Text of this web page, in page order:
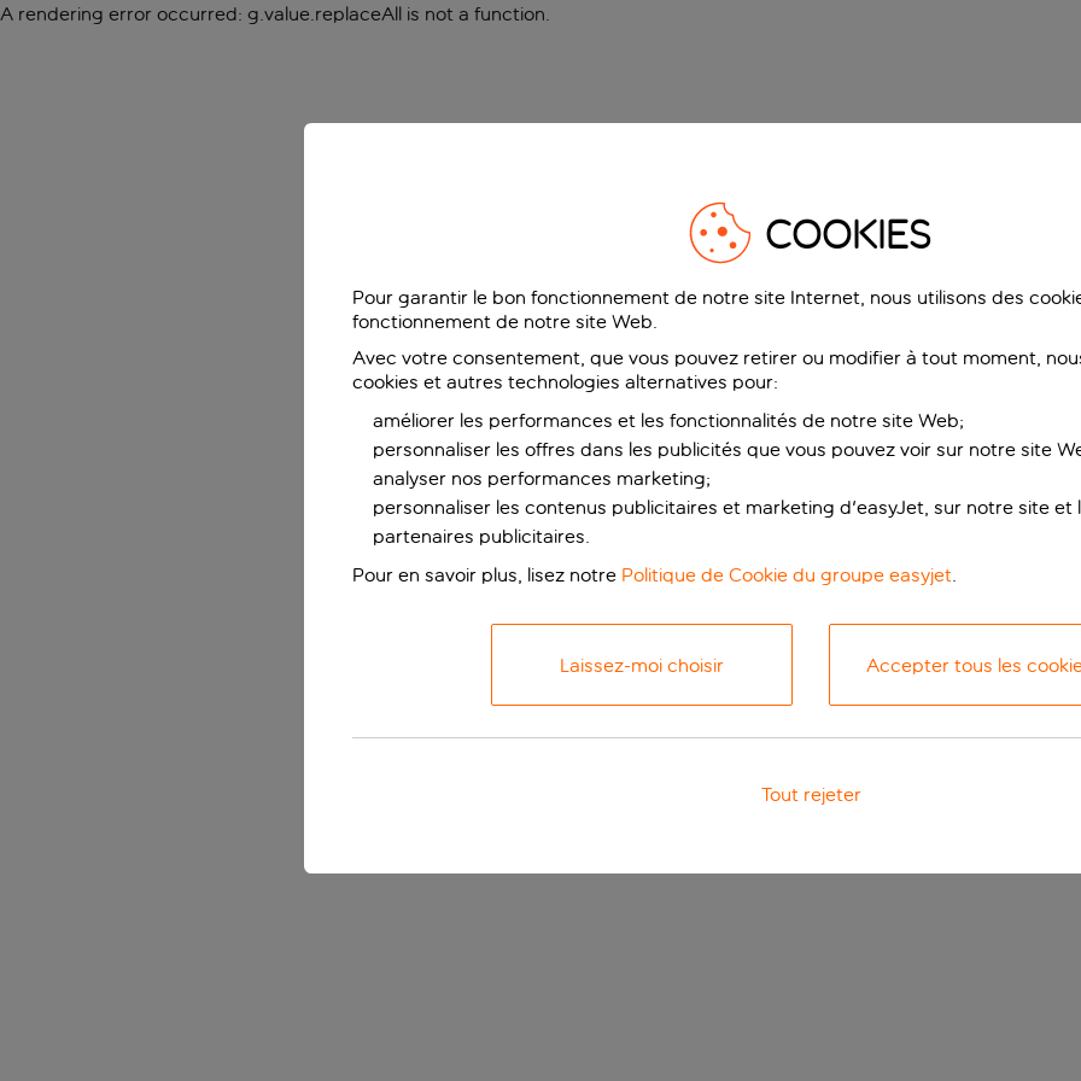
A rendering error occurred: g.value.replaceAll is not a function.
COOKIES
Pour garantir le bon fonctionnement de notre site Internet, nous utilisons des
fonctionnement de notre site Web.
Avec votre consentement, que vous pouvez retirer ou modifier à tout moment,
cookies et autres technologies alternatives pour:
améliorer les performances et les fonctionnalités de notre site Web;
personnaliser les offres dans les publicités que vous pouvez voir sur notre site
analyser nos performances marketing;
personnaliser les contenus publicitaires et marketing d'easyJet, sur notre site et
partenaires publicitaires.
Pour en savoir plus, lisez notre Politique de Cookie du groupe easyjet.
Laissez-moi choisir Accepter tous les
Tout rejeter